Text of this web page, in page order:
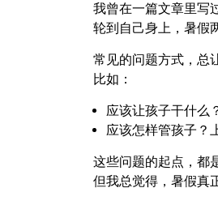
我曾在一篇文章里写
轮到自己身上，暑假
常见的问题方式，总
比如：
应该让孩子干什么
应该怎样管孩子？
这些问题的起点，都
但我总觉得，暑假真